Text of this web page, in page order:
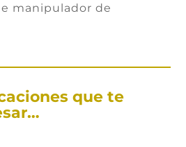
manipulador de
que te